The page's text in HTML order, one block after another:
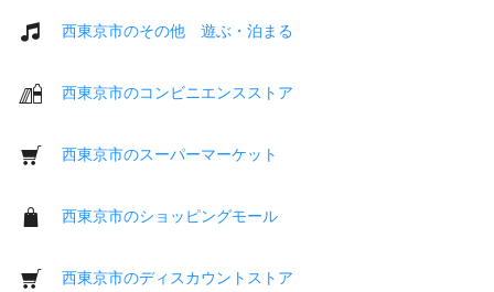
西東京市のその他 遊ぶ・泊まる
西東京市のコンビニエンスストア
西東京市のスーパーマーケット
西東京市のショッピングモール
西東京市のディスカウントストア